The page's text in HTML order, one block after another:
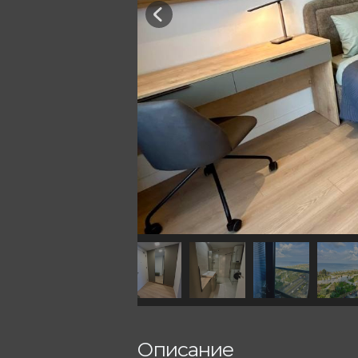
Описание